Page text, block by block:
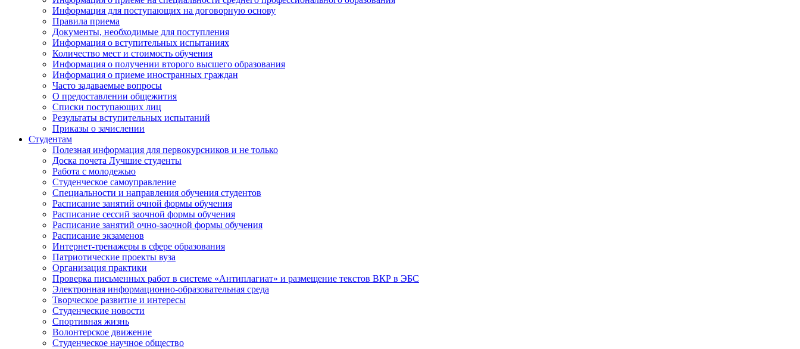
Информация для поступающих на договорную основу
Правила приема
Документы, необходимые для поступления
Информация о вступительных испытаниях
Количество мест и стоимость обучения
Информация о получении второго высшего образования
Информация о приеме иностранных граждан
Часто задаваемые вопросы
О предоставлении общежития
Списки поступающих лиц
Результаты вступительных испытаний
Приказы о зачислении
Студентам
Полезная информация для первокурсников и не только
Доска почета Лучшие студенты
Работа с молодежью
Студенческое самоуправление
Специальности и направления обучения студентов
Расписание занятий очной формы обучения
Расписание сессий заочной формы обучения
Расписание занятий очно-заочной формы обучения
Расписание экзаменов
Интернет-тренажеры в сфере образования
Патриотические проекты вуза
Организация практики
Проверка письменных работ в системе «Антиплагиат» и размещение текстов ВКР в ЭБС
Электронная информационно-образовательная среда
Творческое развитие и интересы
Студенческие новости
Спортивная жизнь
Волонтерское движение
Студенческое научное общество